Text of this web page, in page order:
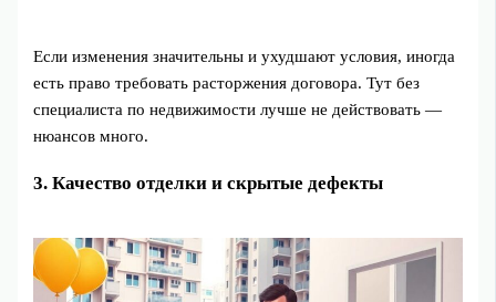
Если изменения значительны и ухудшают условия, иногда
есть право требовать расторжения договора. Тут без
специалиста по недвижимости лучше не действовать —
нюансов много.
3. Качество отделки и скрытые дефекты